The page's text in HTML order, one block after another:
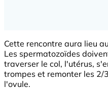
Cette rencontre aura lieu
Les spermatozoïdes
traverser le col, l'utérus,
trompes et remonter les 2/
l'ovule.